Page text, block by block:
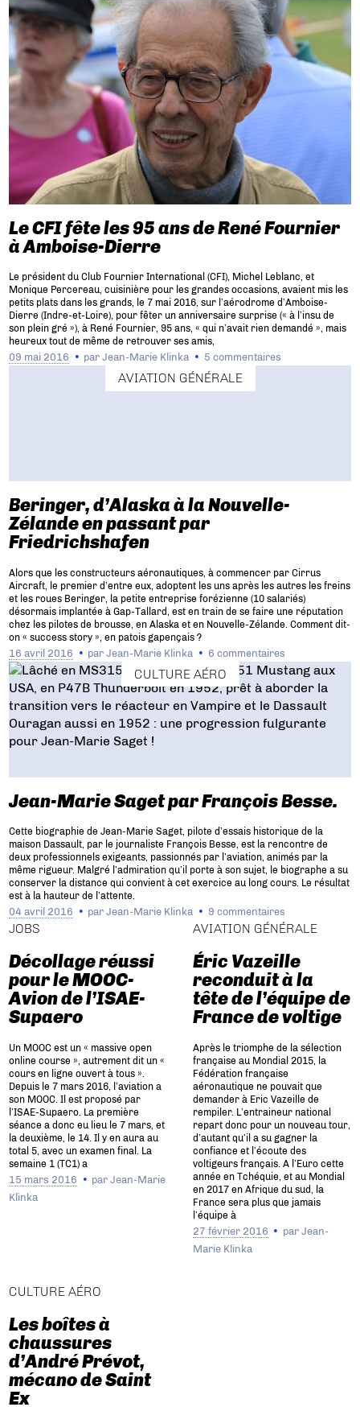
Le CFI fête les 95 ans de René Fournier
à Amboise-Dierre
Le président du Club Fournier International (CFI), Michel Leblanc, et
Monique Percereau, cuisinière pour les grandes occasions, avaient mis les
petits plats dans les grands, le 7 mai 2016, sur l’aérodrome d’Amboise-
Dierre (Indre-et-Loire), pour fêter un anniversaire surprise (« à l’insu de
son plein gré »), à René Fournier, 95 ans, « qui n’avait rien demandé », mais
heureux tout de même de retrouver ses amis,
09 mai 2016 parJean-Marie Klinka 5 commentaires
AVIATION GÉNÉRALE
Beringer, d’Alaska à la Nouvelle-
Zélande en passant par
Friedrichshafen
Alors que les constructeurs aéronautiques, à commencer par Cirrus
Aircraft, le premier d’entre eux, adoptent les uns après les autres les freins
et les roues Beringer, la petite entreprise forézienne (10 salariés)
désormais implantée à Gap-Tallard, est en train de se faire une réputation
chez les pilotes de brousse, en Alaska et en Nouvelle-Zélande. Comment dit-
on « success story », en patois gapençais ?
16 avril 2016 parJean-Marie Klinka 6 commentaires
CULTURE AÉRO
Jean-Marie Saget par François Besse.
Cette biographie de Jean-Marie Saget, pilote d’essais historique de la
maison Dassault, par le journaliste François Besse, est la rencontre de
deux professionnels exigeants, passionnés par l’aviation, animés par la
même rigueur. Malgré l’admiration qu’il porte à son sujet, le biographe a su
conserver la distance qui convient à cet exercice au long cours. Le résultat
est à la hauteur de l’attente.
04 avril 2016 parJean-Marie Klinka 9 commentaires
JOBS
Décollage réussi
pour le MOOC-
Avion de l’ISAE-
Supaero
Un MOOC est un « massive open
online course », autrement dit un «
cours en ligne ouvert à tous ».
Depuis le 7 mars 2016, l’aviation a
son MOOC. Il est proposé par
l’ISAE-Supaero. La première
séance a donc eu lieu le 7 mars, et
la deuxième, le 14. Il y en aura au
total 5, avec un examen final. La
semaine 1 (TC1) a
15 mars 2016 parJean-Marie
Klinka
AVIATION GÉNÉRALE
Éric Vazeille
reconduit à la
tête de l’équipe de
France de voltige
Après le triomphe de la sélection
française au Mondial 2015, la
Fédération française
aéronautique ne pouvait que
demander à Eric Vazeille de
rempiler. L’entraineur national
repart donc pour un nouveau tour,
d’autant qu’il a su gagner la
confiance et l’écoute des
voltigeurs français. A l’Euro cette
année en Tchéquie, et au Mondial
en 2017 en Afrique du sud, la
France sera plus que jamais
l’équipe à
27 février 2016 parJean-
Marie Klinka
CULTURE AÉRO
Les boîtes à
chaussures
d’André Prévot,
mécano de Saint
Ex